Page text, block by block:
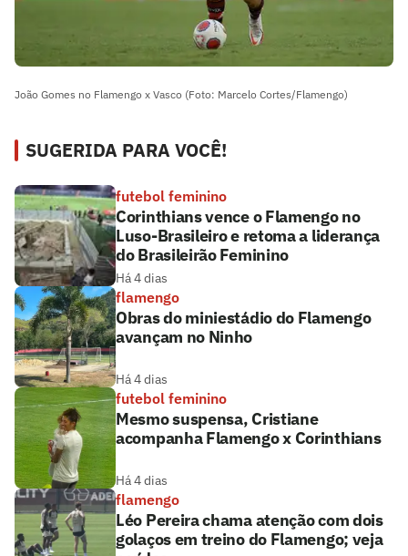
João Gomes no Flamengo x Vasco (Foto: Marcelo Cortes/Flamengo)
SUGERIDA PARA VOCÊ!
futebol feminino
Corinthians vence o Flamengo no
Luso-Brasileiro e retoma a liderança
do Brasileirão Feminino
Há 4 dias
flamengo
Obras do miniestádio do Flamengo
avançam no Ninho
Há 4 dias
futebol feminino
Mesmo suspensa, Cristiane
acompanha Flamengo x Corinthians
Há 4 dias
flamengo
Léo Pereira chama atenção com dois
golaços em treino do Flamengo; veja